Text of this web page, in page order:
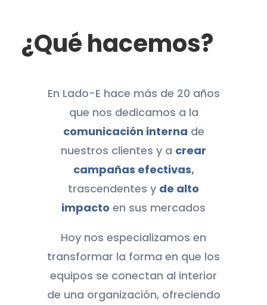
¿Qué hacemos?
En Lado-E hace más de 20 años
que nos dedicamos a la
comunicación interna de
nuestros clientes y a crear
campañas efectivas,
trascendentes y de alto
impacto en sus mercados
Hoy nos especializamos en
transformar la forma en que los
equipos se conectan al interior
de una organización, ofreciendo